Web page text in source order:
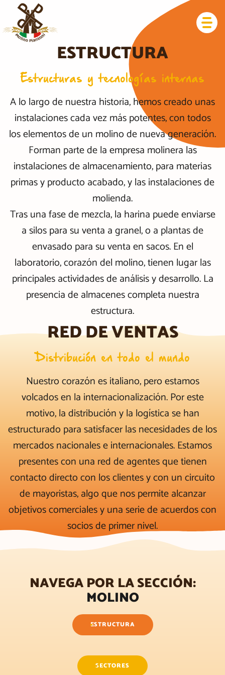
ESTRUCTURA
Estructuras y tecnologías internas
A lo largo de nuestra historia, hemos creado unas
instalaciones cada vez más potentes, con todos
los elementos de un molino de nueva generación.
Forman parte de la empresa molinera las
instalaciones de almacenamiento, para materias
primas y producto acabado, y las instalaciones de
molienda.
Tras una fase de mezcla, la harina puede enviarse
a silos para su venta a granel, o a plantas de
envasado para su venta en sacos. En el
laboratorio, corazón del molino, tienen lugar las
principales actividades de análisis y desarrollo. La
presencia de almacenes completa nuestra
estructura.
MACINACIÓN DEL TRIGO
PLANTA
MATERIA PRIMA FACILIDAD DE
ALMACENAMIENTO
PRODUCTO A GRANEL PLANTA
RED DE VENTAS
Distribución en todo el mundo
Nuestro corazón es italiano, pero estamos
volcados en la internacionalización. Por este
motivo, la distribución y la logística se han
estructurado para satisfacer las necesidades de los
mercados nacionales e internacionales. Estamos
presentes con una red de agentes que tienen
contacto directo con los clientes y con un circuito
de mayoristas, algo que nos permite alcanzar
objetivos comerciales y una serie de acuerdos con
socios de primer nivel.
ITALIA
NAVEGA POR LA SECCIÓN:
MOLINO
ESTRUCTURA
SECTORES